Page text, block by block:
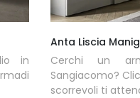
in
Anta Liscia
Cerchi un
Sangiacomo?
scorrevoli ti